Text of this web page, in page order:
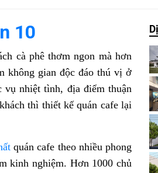
10
cà phê thơm ngon mà hơn
không gian độc đáo thú vị ở
vụ nhiệt tình, địa điểm thuận
thì thiết kế quán cafe lại
quán cafe theo nhiều phong
kinh nghiệm. Hơn 1000 chủ